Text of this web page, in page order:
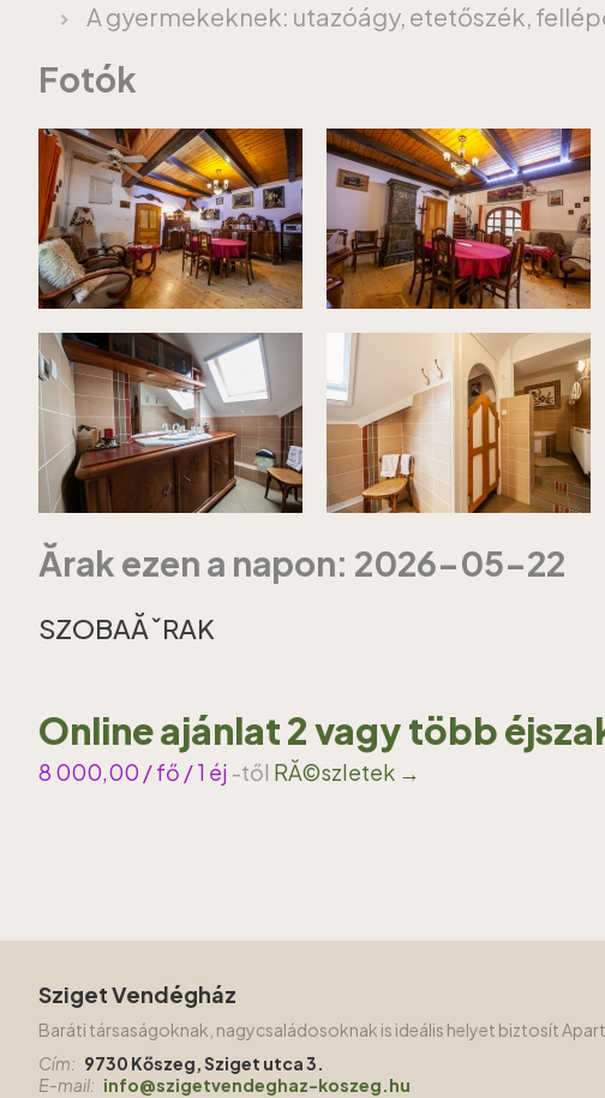
A gyermekeknek: utazóágy, etetőszék,
Fotók
Ărak ezen a napon: 2026-05-22
SZOBAĂˇRAK
Online ajánlat 2 vagy több
8 000,00 / fő / 1 éj -től RĂ©szletek →
Sziget Vendégház
Baráti társaságoknak, nagycsaládosoknak is ideális helyet biztosít
Cím: 9730 Kőszeg, Sziget utca 3.
E-mail: info@szigetvendeghaz-koszeg.hu